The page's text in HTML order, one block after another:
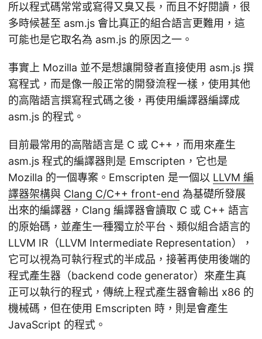
所以程式碼常常或寫得又臭又長，而且不好閱讀，很
多時候甚至 asm.js 會比真正的組合語言更難用，這
可能也是它取名為 asm.js 的原因之一。
事實上 Mozilla 並不是想讓開發者直接使用 asm.js 撰
寫程式，而是像一般正常的開發流程一樣，使用其他
的高階語言撰寫程式碼之後，再使用編譯器編譯成
asm.js 的程式。
目前最常用的高階語言是 C 或 C++，而用來產生
asm.js 程式的編譯器則是 Emscripten，它也是
Mozilla 的一個專案。Emscripten 是一個以 LLVM 編
譯器架構與 Clang C/C++ front-end 為基礎所發展
出來的編譯器，Clang 編譯器會讀取 C 或 C++ 語言
的原始碼，並產生一種獨立於平台、類似組合語言的
LLVM IR（LLVM Intermediate Representation），
它可以視為可執行程式的半成品，接著再使用後端的
程式產生器（backend code generator）來產生真
正可以執行的程式，傳統上程式產生器會輸出 x86 的
機械碼，但在使用 Emscripten 時，則是會產生
JavaScript 的程式。